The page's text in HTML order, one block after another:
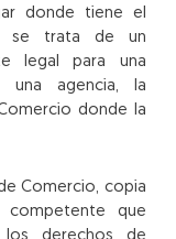
donde tiene el
se trata de un
legal para una
una agencia, la
donde la
Comercio, copia
que